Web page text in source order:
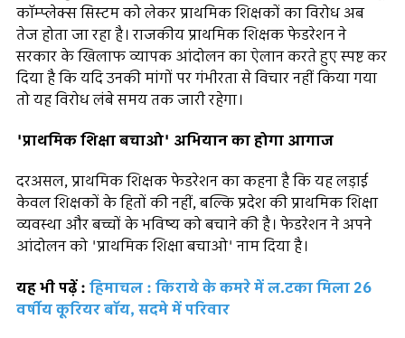
कॉम्प्लेक्स सिस्टम को लेकर प्राथमिक शिक्षकों का विरोध अब
तेज होता जा रहा है। राजकीय प्राथमिक शिक्षक फेडरेशन ने
सरकार के खिलाफ व्यापक आंदोलन का ऐलान करते हुए स्पष्ट कर
दिया है कि यदि उनकी मांगों पर गंभीरता से विचार नहीं किया गया
तो यह विरोध लंबे समय तक जारी रहेगा।
'प्राथमिक शिक्षा बचाओ' अभियान का होगा आगाज
दरअसल, प्राथमिक शिक्षक फेडरेशन का कहना है कि यह लड़ाई
केवल शिक्षकों के हितों की नहीं, बल्कि प्रदेश की प्राथमिक शिक्षा
व्यवस्था और बच्चों के भविष्य को बचाने की है। फेडरेशन ने अपने
आंदोलन को 'प्राथमिक शिक्षा बचाओ' नाम दिया है।
यह भी पढ़ें : हिमाचल : किराये के कमरे में ल.टका मिला 26
वर्षीय कूरियर बॉय, सदमे में परिवार